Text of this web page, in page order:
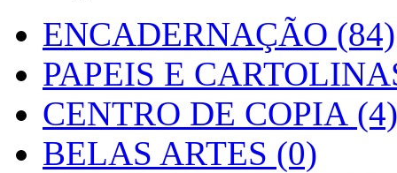
ENCADERNAÇÃO (84)
PAPEIS E
CENTRO DE COPIA (4)
BELAS ARTES (0)